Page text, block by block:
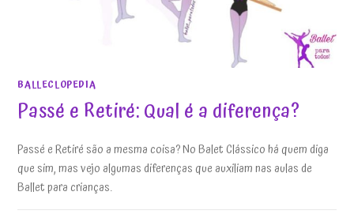
BALLECLOPEDIA
Passé e Retiré: Qual é a diferença?
Passé e Retiré são a mesma coisa? No Balet Clássico há quem diga
que sim, mas vejo algumas diferenças que auxiliam nas aulas de
Ballet para crianças.